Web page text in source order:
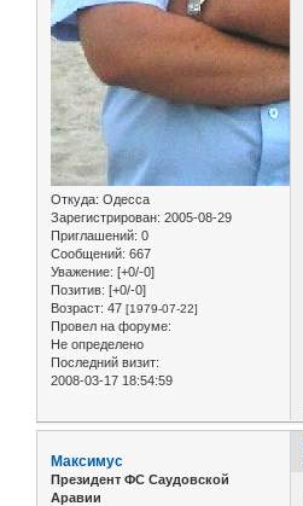
Откуда: Одесса
Зарегистрирован: 2005-08-29
Приглашений: 0
Сообщений: 667
Уважение: [+0/-0]
Позитив: [+0/-0]
Возраст: 47 [1979-07-22]
Провел на форуме:
Не определено
Последний визит:
2008-03-17 18:54:59
Максимус
Президент ФС Саудовской
Аравии